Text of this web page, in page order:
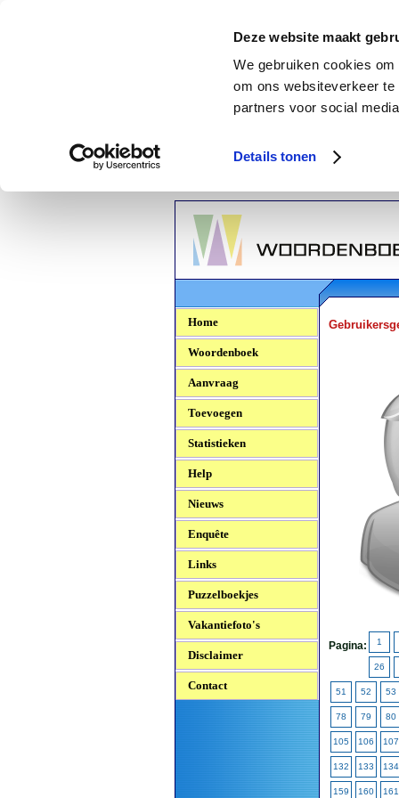
Deze website maakt
We gebruiken cookies
om ons websiteverkeer
partners voor social
Details tonen
Woordenboek.NU
Home
Woordenboek
Aanvraag
Toevoegen
Statistieken
Help
Nieuws
Enquête
Links
Puzzelboekjes
Vakantiefoto's
Disclaimer
Contact
Pagina: 1
26
51 52 53
78 79 80
105 106 107
132 133 134
159 160 161